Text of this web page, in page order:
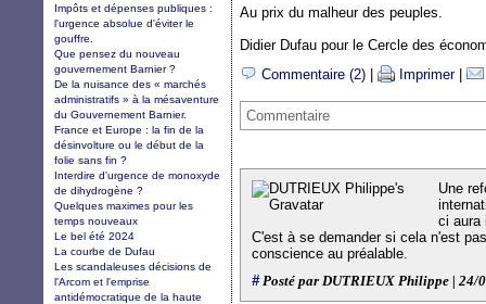
Au prix du malheur des peuples.
Didier Dufau pour le Cercle des
Commentaire (2)
Imprimer|
Commentaire
Une
ci aura
C'est à se demander si cela n'est
conscience au préalable.
#Posté par DUTRIEUX Philippe | 24/
Impôts et dépenses publiques :
l'urgence absolue d'éviter le
gouffre.
Que pensez du nouveau
gouvernement Barnier ?
De la nuisance des « marchés
administratifs » à la mésaventure
du Gouvernement Barnier.
France et Europe : la fin de la
désinvolture ou le début de la
folie sans fin ?
Interdire d'urgence de monoxyde
de dihydrogène ?
Quelques maximes pour les
temps nouveaux
Le bel été 2024
La courbe de Dufau
Les scandaleuses décisions de
l'Arcom et l'emprise
antidémocratique de la haute